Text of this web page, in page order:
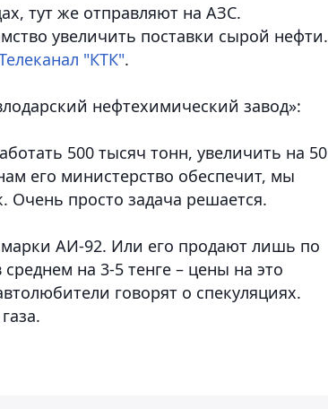
тут же отправляют на АЗС.
увеличить поставки сырой нефти.
"КТК".
нефтехимический завод»:
500 тысяч тонн, увеличить на 50
его министерство обеспечит, мы
Очень просто задача решается.
АИ-92. Или его продают лишь по
на 3-5 тенге – цены на это
говорят о спекуляциях.